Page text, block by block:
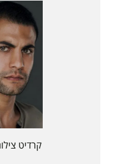
קרדיט